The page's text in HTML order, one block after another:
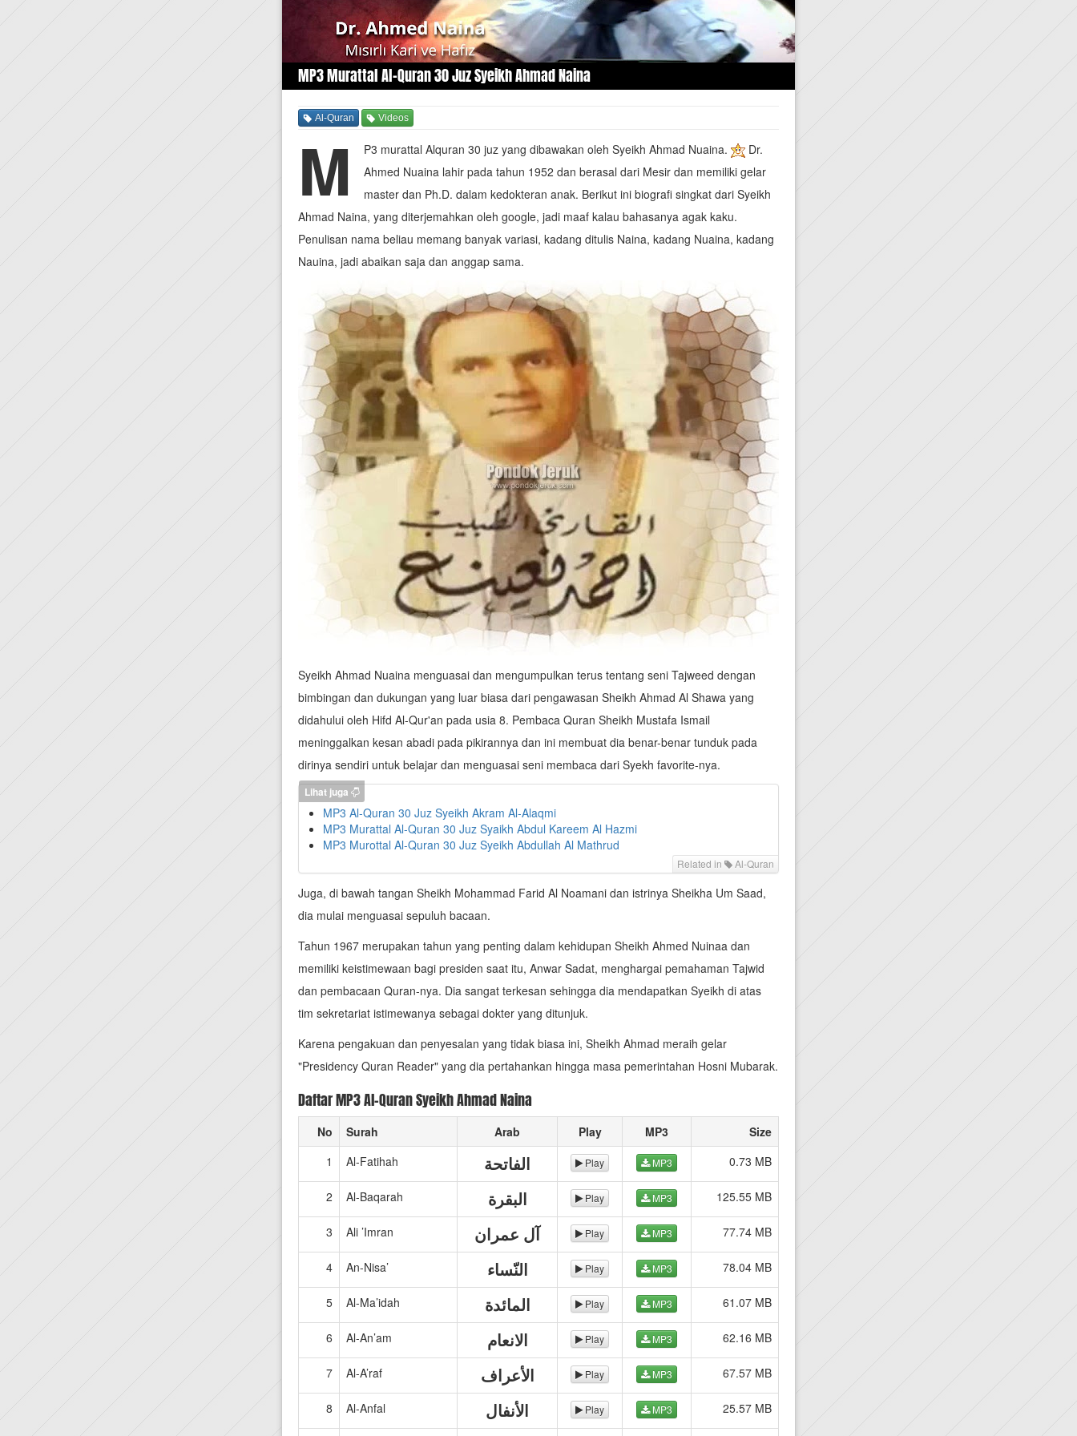
MP3 Murattal Al-Quran 30 Juz Syeikh Ahmad Naina
Al-Quran Videos
M P3 murattal Alquran 30 juz yang dibawakan oleh Syeikh Ahmad Nuaina.
Dr.
Ahmed Nuaina lahir pada tahun 1952 dan berasal dari Mesir dan memiliki gelar
master dan Ph.D. dalam kedokteran anak. Berikut ini biografi singkat dari Syeikh
Ahmad Naina, yang diterjemahkan oleh google, jadi maaf kalau bahasanya agak kaku.
Penulisan nama beliau memang banyak variasi, kadang ditulis Naina, kadang Nuaina, kadang
Nauina, jadi abaikan saja dan anggap sama.
Syeikh Ahmad Nuaina menguasai dan mengumpulkan terus tentang seni Tajweed dengan
bimbingan dan dukungan yang luar biasa dari pengawasan Sheikh Ahmad Al Shawa yang
didahului oleh Hifd Al-Qur'an pada usia 8. Pembaca Quran Sheikh Mustafa Ismail
meninggalkan kesan abadi pada pikirannya dan ini membuat dia benar-benar tunduk pada
dirinya sendiri untuk belajar dan menguasai seni membaca dari Syekh favorite-nya.
Lihat juga
MP3 Al-Quran 30 Juz Syeikh Akram Al-Alaqmi
MP3 Murattal Al-Quran 30 Juz Syaikh Abdul Kareem Al Hazmi
MP3 Murottal Al-Quran 30 Juz Syeikh Abdullah Al Mathrud
Related in Al-Quran
Juga, di bawah tangan Sheikh Mohammad Farid Al Noamani dan istrinya Sheikha Um Saad,
dia mulai menguasai sepuluh bacaan.
Tahun 1967 merupakan tahun yang penting dalam kehidupan Sheikh Ahmed Nuinaa dan
memiliki keistimewaan bagi presiden saat itu, Anwar Sadat, menghargai pemahaman Tajwid
dan pembacaan Quran-nya. Dia sangat terkesan sehingga dia mendapatkan Syeikh di atas
tim sekretariat istimewanya sebagai dokter yang ditunjuk.
Karena pengakuan dan penyesalan yang tidak biasa ini, Sheikh Ahmad meraih gelar
"Presidency Quran Reader" yang dia pertahankan hingga masa pemerintahan Hosni Mubarak.
Daftar MP3 Al-Quran Syeikh Ahmad Naina
No Surah Arab Play MP3
Size
1
Al-Fatihah الفاتحة Play MP3 0.73 MB
2 Al-Baqarah البقرة Play MP3 125.55 MB
3 Ali ’Imran آل عمران Play MP3 77.74 MB
4 An-Nisa’ النّساء Play MP3 78.04 MB
5 Al-Ma’idah المائدة Play MP3 61.07 MB
6 Al-An’am الانعام Play MP3 62.16 MB
7 Al-A’rafb
S
الأعراف Play MP3 67.57 MB
8 Al-Anfal الأنفال Play MP3 25.57 MB